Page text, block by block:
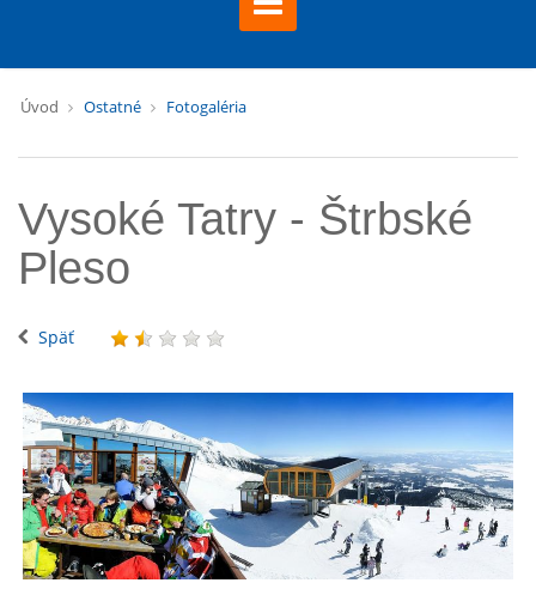
Úvod Ostatné Fotogaléria
Vysoké Tatry - Štrbské
Pleso
Späť